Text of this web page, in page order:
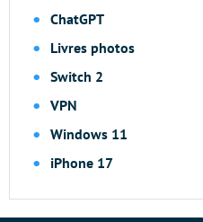
ChatGPT
Livres photos
Switch 2
VPN
Windows 11
iPhone 17